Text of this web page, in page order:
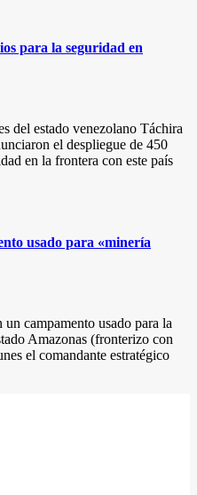
para la seguridad en
del estado venezolano Táchira
el despliegue de 450
en la frontera con este país
usado para «minería
campamento usado para la
Amazonas (fronterizo con
el comandante estratégico